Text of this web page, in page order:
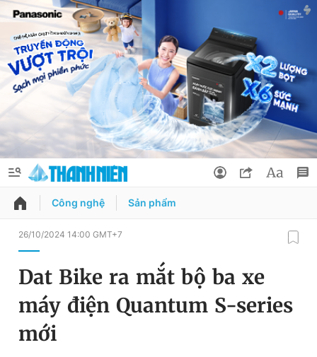
QUẢNG CÁO ĐẶT BÁO
Chuyên mục
Chuyên mục khác
Đổi mật khẩu
Tin đã lưu
Công nghệ Sản phẩm
26/10/2024 14:00 GMT+7
Dat Bike ra mắt bộ ba xe
máy điện Quantum S-series
mới